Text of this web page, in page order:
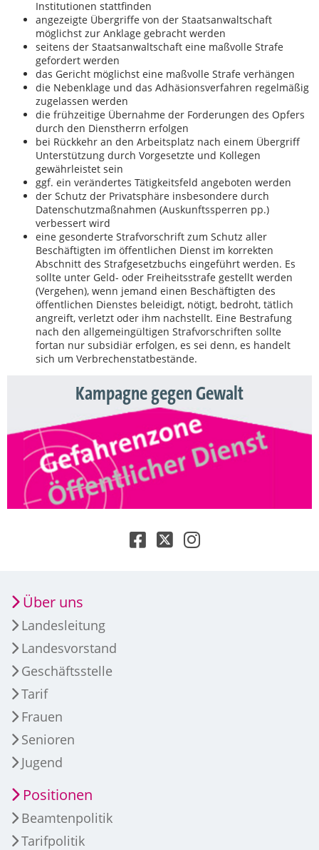
Institutionen stattfinden
angezeigte Übergriffe von der Staatsanwaltschaft
möglichst zur Anklage gebracht werden
seitens der Staatsanwaltschaft eine maßvolle Strafe
gefordert werden
das Gericht möglichst eine maßvolle Strafe verhängen
die Nebenklage und das Adhäsionsverfahren regelmäßig
zugelassen werden
die frühzeitige Übernahme der Forderungen des Opfers
durch den Dienstherrn erfolgen
bei Rückkehr an den Arbeitsplatz nach einem Übergriff
Unterstützung durch Vorgesetzte und Kollegen
gewährleistet sein
ggf. ein verändertes Tätigkeitsfeld angeboten werden
der Schutz der Privatsphäre insbesondere durch
Datenschutzmaßnahmen (Auskunftssperren pp.)
verbessert wird
eine gesonderte Strafvorschrift zum Schutz aller
Beschäftigten im öffentlichen Dienst im korrekten
Abschnitt des Strafgesetzbuchs eingeführt werden. Es
sollte unter Geld- oder Freiheitsstrafe gestellt werden
(Vergehen), wenn jemand einen Beschäftigten des
öffentlichen Dienstes beleidigt, nötigt, bedroht, tätlich
angreift, verletzt oder ihm nachstellt. Eine Bestrafung
nach den allgemeingültigen Strafvorschriften sollte
fortan nur subsidiär erfolgen, es sei denn, es handelt
sich um Verbrechenstatbestände.
Kampagne gegen Gewalt
Über uns
Landesleitung
Landesvorstand
Geschäftsstelle
Tarif
Frauen
Senioren
Jugend
Positionen
Beamtenpolitik
Tarifpolitik